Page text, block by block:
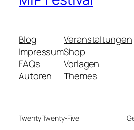
Blog
Impressum
FAQs
Autoren
Veranstaltungen
Shop
Vorlagen
Themes
Twenty Twenty-Five